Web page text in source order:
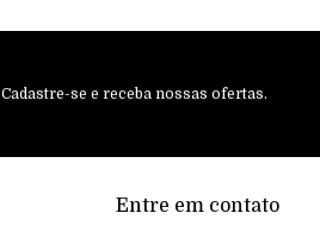
Cadastre-se e receba nossas ofertas.
Entre em contato